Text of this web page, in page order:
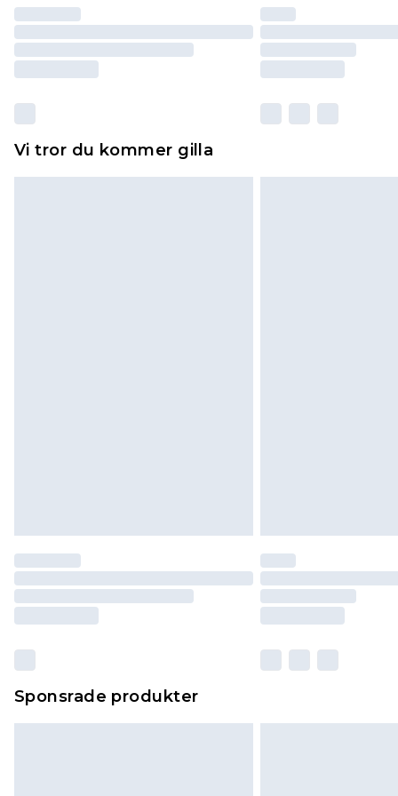
Vi tror du kommer gilla
Sponsrade produkter